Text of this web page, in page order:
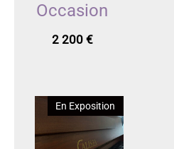
Occasion
2 200 €
En Exposition